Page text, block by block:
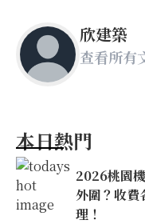
欣建築
查看所有
本日熱門
2026桃園
外圍？收費
理！